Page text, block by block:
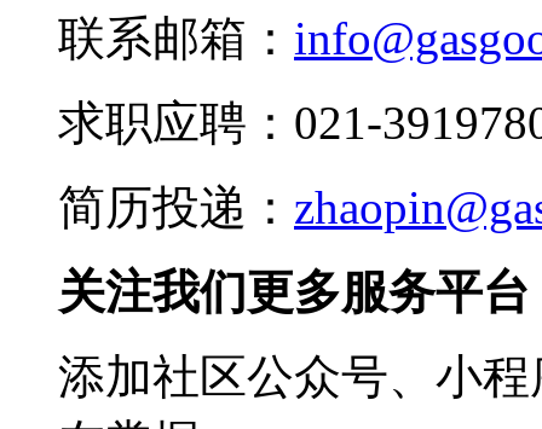
联系邮箱：
求职应聘：021-
简历投递：
关注我们更多服务平台
添加社区公众号、小